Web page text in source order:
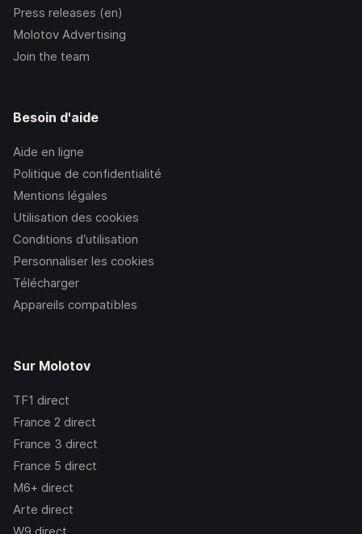
Press releases (en)
Molotov Advertising
Join the team
Besoin d'aide
Aide en ligne
Politique de confidentialité
Mentions légales
Utilisation des cookies
Conditions d’utilisation
Personnaliser les cookies
Télécharger
Appareils compatibles
Sur Molotov
TF1 direct
France 2 direct
France 3 direct
France 5 direct
M6+ direct
Arte direct